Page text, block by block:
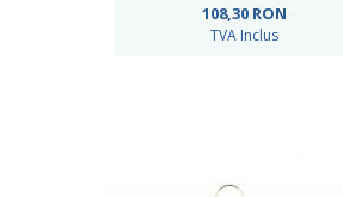
108,30 RON
TVA Inclus